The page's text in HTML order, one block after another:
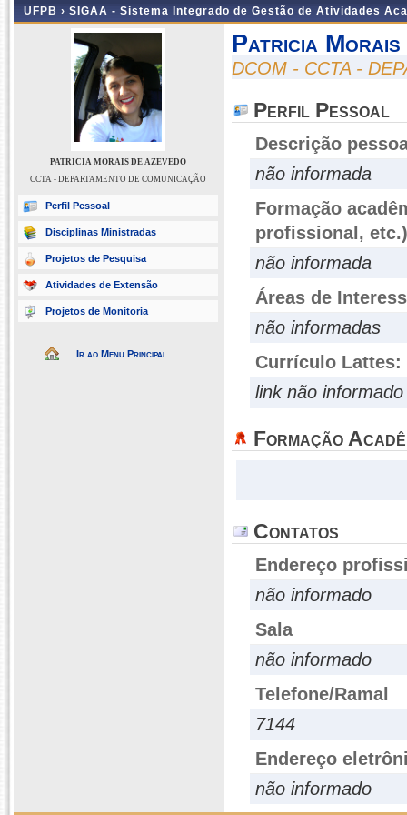
UFPB › SIGAA - Sistema Integrado de Gestão de Atividades
PATRICIA MORAIS DE AZEVEDO
CCTA - DEPARTAMENTO DE COMUNICAÇÃO
Perfil Pessoal
Disciplinas Ministradas
Projetos de Pesquisa
Atividades de Extensão
Projetos de Monitoria
Ir ao Menu Principal
Patricia Morais
DCOM - CCTA -
Perfil Pessoal
Descrição
não informada
Formação
profissional, etc.)
não informada
Áreas de
não informadas
Currículo Lattes:
link não informado
Formação
Contatos
Endereço
não informado
Sala
não informado
Telefone/Ramal
7144
Endereço
não informado